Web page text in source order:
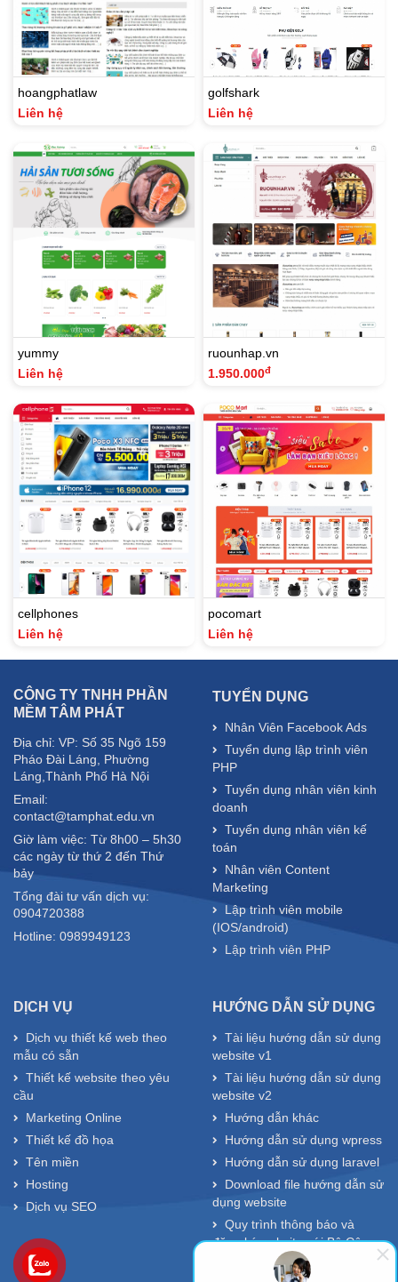
hoangphatlaw
Liên hệ
golfshark
Liên hệ
yummy
Liên hệ
ruounhap.vn
1.950.000đ
cellphones
Liên hệ
pocomart
Liên hệ
CÔNG TY TNHH PHẦN
MỀM TÂM PHÁT
Địa chỉ: VP: Số 35 Ngõ 159
Pháo Đài Láng, Phường
Láng,Thành Phố Hà Nội
Email:
contact@tamphat.edu.vn
Giờ làm việc: Từ 8h00 – 5h30
các ngày từ thứ 2 đến Thứ
bảy
Tổng đài tư vấn dịch vụ:
0904720388
Hotline: 0989949123
TUYỂN DỤNG
Nhân Viên Facebook Ads
Tuyển dụng lập trình viên
PHP
Tuyển dụng nhân viên kinh
doanh
Tuyển dụng nhân viên kế
toán
Nhân viên Content
Marketing
Lập trình viên mobile
(IOS/android)
Lập trình viên PHP
DỊCH VỤ
Dịch vụ thiết kế web theo
mẫu có sẵn
Thiết kế website theo yêu
cầu
Marketing Online
Thiết kế đồ họa
Tên miền
Hosting
Dịch vụ SEO
HƯỚNG DẪN SỬ DỤNG
Tài liệu hướng dẫn sử dụng
website v1
Tài liệu hướng dẫn sử dụng
website v2
Hướng dẫn khác
Hướng dẫn sử dụng wpress
Hướng dẫn sử dụng laravel
Download file hướng dẫn sử
dụng website
Quy trình thông báo và
đăng ký website với Bộ Công